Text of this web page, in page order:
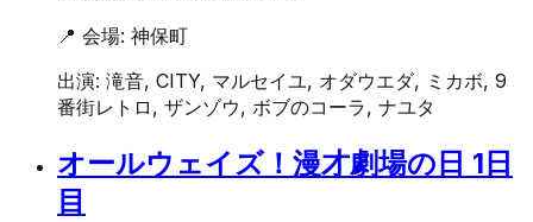
📍 会場: 神保町
出演: 滝音, CITY, マルセイユ, オダウエダ, ミカボ, 9
番街レトロ, ザンゾウ, ボブのコーラ, ナユタ
オールウェイズ！漫才劇場の日 1日
目